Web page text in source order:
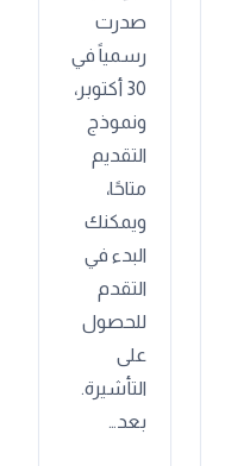
صدرت
رسمياً في
30 أكتوبر،
ونموذج
التقديم
متاحًا،
ويمكنك
البدء في
التقدم
للحصول
على
التأشيرة.
بعد…